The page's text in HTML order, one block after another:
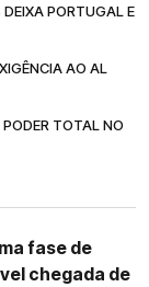
PORTUGAL E
AO AL
TOTAL NO
fase de
chegada de